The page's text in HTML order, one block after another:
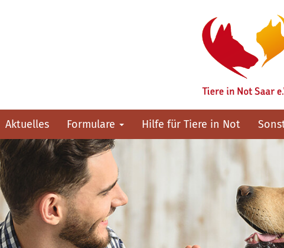
Aktuelles Formulare Hilfe für Tiere in Not